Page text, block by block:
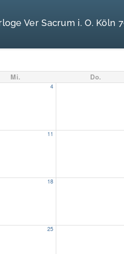
Ver Sacrum i. O. Köln
Mi. Do.
4
11
18
25